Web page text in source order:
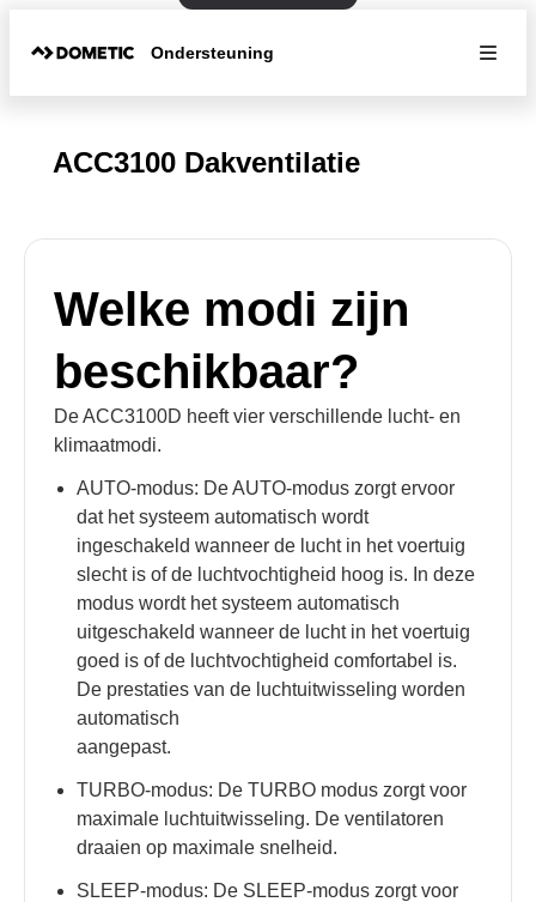
Ondersteuning
ACC3100 Dakventilatie
Welke modi zijn
beschikbaar?
De ACC3100D heeft vier verschillende lucht- en
klimaatmodi.
AUTO-modus: De AUTO-modus zorgt ervoor
dat het systeem automatisch wordt
ingeschakeld wanneer de lucht in het voertuig
slecht is of de luchtvochtigheid hoog is. In deze
modus wordt het systeem automatisch
uitgeschakeld wanneer de lucht in het voertuig
goed is of de luchtvochtigheid comfortabel is.
De prestaties van de luchtuitwisseling worden
automatisch
aangepast.
TURBO-modus: De TURBO modus zorgt voor
maximale luchtuitwisseling. De ventilatoren
draaien op maximale snelheid.
SLEEP-modus: De SLEEP-modus zorgt voor